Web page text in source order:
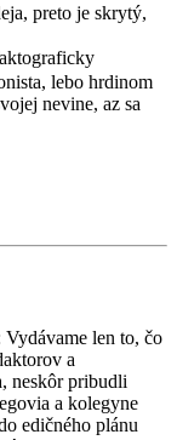
preto je skrytý,
lebo hrdinom
nevine, az sa
len to, čo
a
neskôr pribudli
a kolegyne
edičného plánu